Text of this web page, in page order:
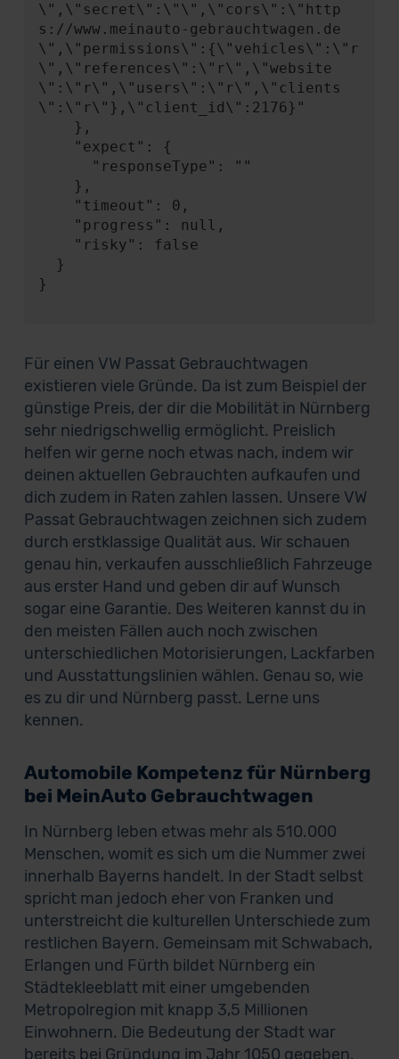
\",\"secret\":\"\",\"cors\":\"http
s://www.meinauto-gebrauchtwagen.de
\",\"permissions\":{\"vehicles\":\"r
\",\"references\":\"r\",\"website
\":\"r\",\"users\":\"r\",\"clients
\":\"r\"},\"client_id\":2176}"
}
Für einen VW Passat Gebrauchtwagen
existieren viele Gründe. Da ist zum Beispiel der
günstige Preis, der dir die Mobilität in Nürnberg
sehr niedrigschwellig ermöglicht. Preislich
helfen wir gerne noch etwas nach, indem wir
deinen aktuellen Gebrauchten aufkaufen und
dich zudem in Raten zahlen lassen. Unsere VW
Passat Gebrauchtwagen zeichnen sich zudem
durch erstklassige Qualität aus. Wir schauen
genau hin, verkaufen ausschließlich Fahrzeuge
aus erster Hand und geben dir auf Wunsch
sogar eine Garantie. Des Weiteren kannst du in
den meisten Fällen auch noch zwischen
unterschiedlichen Motorisierungen, Lackfarben
und Ausstattungslinien wählen. Genau so, wie
es zu dir und Nürnberg passt. Lerne uns
kennen.
Automobile Kompetenz für Nürnberg
bei MeinAuto Gebrauchtwagen
In Nürnberg leben etwas mehr als 510.000
Menschen, womit es sich um die Nummer zwei
innerhalb Bayerns handelt. In der Stadt selbst
spricht man jedoch eher von Franken und
unterstreicht die kulturellen Unterschiede zum
restlichen Bayern. Gemeinsam mit Schwabach,
Erlangen und Fürth bildet Nürnberg ein
Städtekleeblatt mit einer umgebenden
Metropolregion mit knapp 3,5 Millionen
Einwohnern. Die Bedeutung der Stadt war
bereits bei Gründung im Jahr 1050 gegeben.